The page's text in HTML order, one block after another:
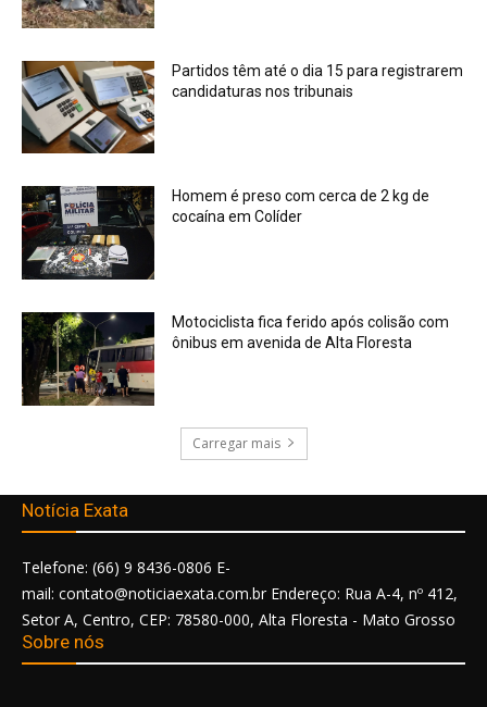
Partidos têm até o dia 15 para registrarem
candidaturas nos tribunais
Homem é preso com cerca de 2 kg de
cocaína em Colíder
Motociclista fica ferido após colisão com
ônibus em avenida de Alta Floresta
Carregar mais
Notícia Exata
Telefone: (66) 9 8436-0806 E-
mail: contato@noticiaexata.com.br Endereço: Rua A-4, nº 412,
Setor A, Centro, CEP: 78580-000, Alta Floresta - Mato Grosso
Sobre nós